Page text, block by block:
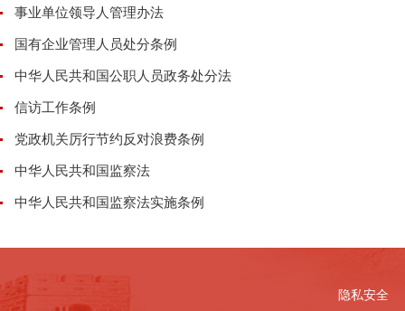
事业单位领导人管理办法
国有企业管理人员处分条例
中华人民共和国公职人员政务处分法
信访工作条例
党政机关厉行节约反对浪费条例
中华人民共和国监察法
中华人民共和国监察法实施条例
隐私安全